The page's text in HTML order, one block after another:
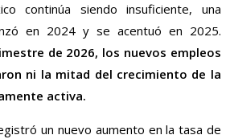
continúa siendo insuficiente, una
en 2024 y se acentuó en 2025.
de 2026, los nuevos empleos
ni la mitad del crecimiento de la
activa.
un nuevo aumento en la tasa de